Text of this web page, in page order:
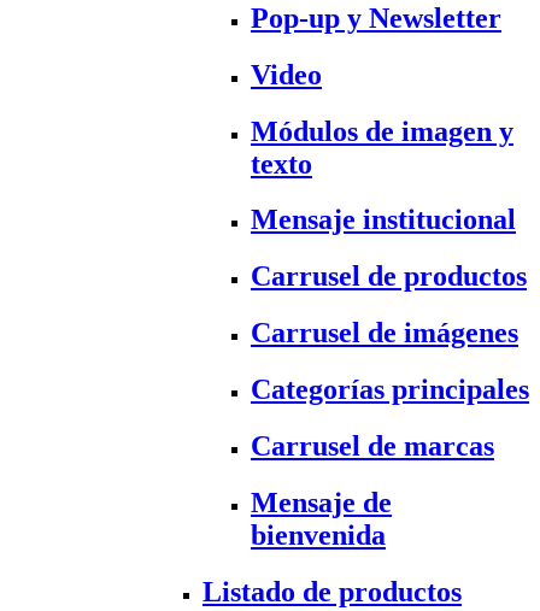
Pop-up y Newsletter
Video
Módulos de imagen y
texto
Mensaje institucional
Carrusel de productos
Carrusel de imágenes
Categorías principales
Carrusel de marcas
Mensaje de
bienvenida
Listado de productos